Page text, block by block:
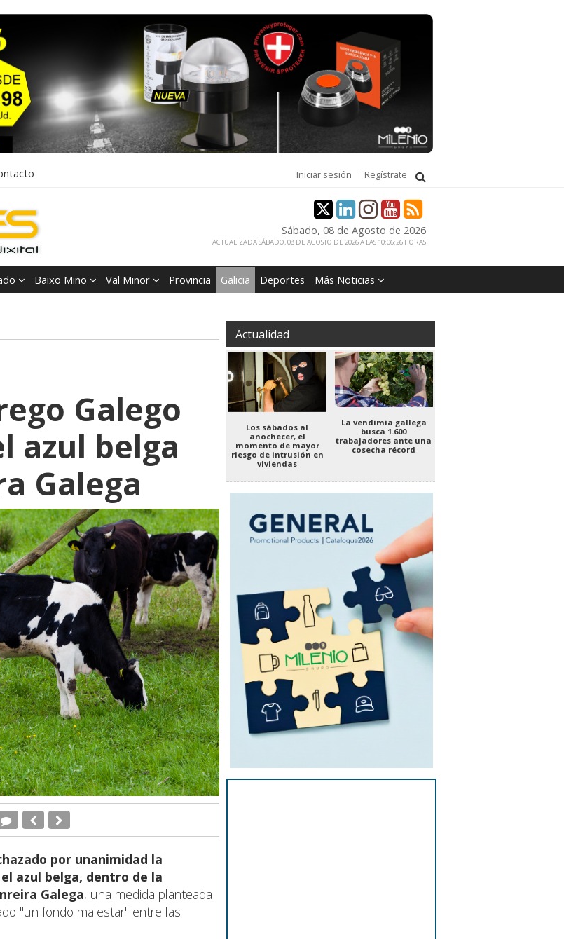
Iniciar sesión Regístrate
Sábado, 08 de Agosto de 2026
ACTUALIZADA SÁBADO, 08 DE AGOSTO DE 2026 A LAS 10:06:26 HORAS
Baixo Miño Val Miñor Provincia Galicia Deportes Más Noticias
Galego
azul belga
Galega
por unanimidad la
azul belga, dentro de la
Galega, una medida planteada
"un fondo malestar" entre las
Actualidad
Los sábados al
anochecer, el
momento de mayor
riesgo de intrusión en
viviendas
La vendimia gallega
busca 1.600
trabajadores ante una
cosecha récord